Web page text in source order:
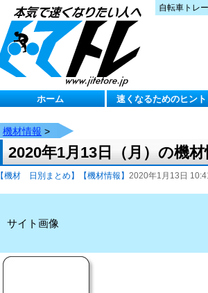
自転車トレ
ホーム 速くなるためのヒント
機材情報 >
2020年1月13日（月）の機
【機材 日別まとめ】 【機材情報】 2020年1月13日
サイト画像